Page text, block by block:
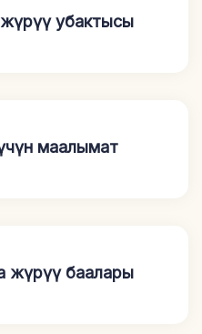
убактысы
маалымат
жүрүү баалары